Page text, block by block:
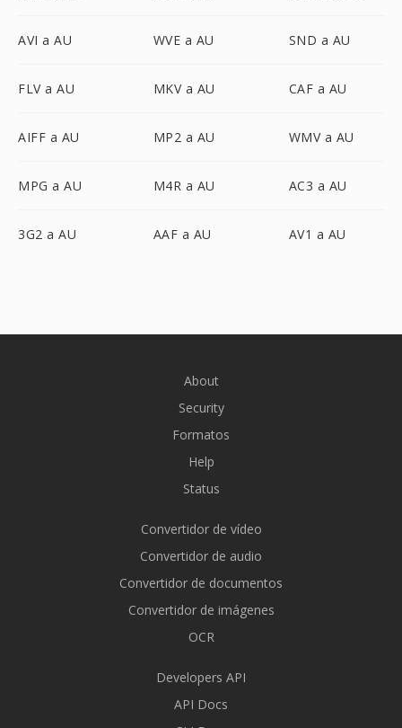
AVI a AU WVE a AU SND a AU
FLV a AU MKV a AU CAF a AU
AIFF a AU MP2 a AU WMV a AU
MPG a AU M4R a AU AC3 a AU
3G2 a AU AAF a AU AV1 a AU
About
Security
Formatos
Help
Status
Convertidor de vídeo
Convertidor de audio
Convertidor de documentos
Convertidor de imágenes
OCR
Developers API
API Docs